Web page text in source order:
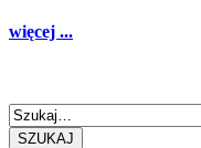
więcej ...
SZUKAJ